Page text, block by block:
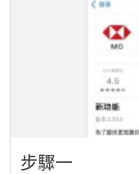
步驟一